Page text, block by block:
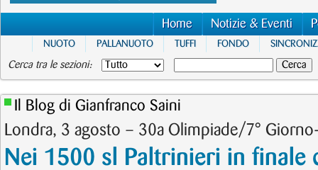
Home Notizie & Eventi
NUOTO PALLANUOTO TUFFI FONDO
Cerca tra le sezioni:
Il Blog di Gianfranco Saini
Londra, 3 agosto – 30a Olimpiade/7°
Nei 1500 sl Paltrinieri in finale